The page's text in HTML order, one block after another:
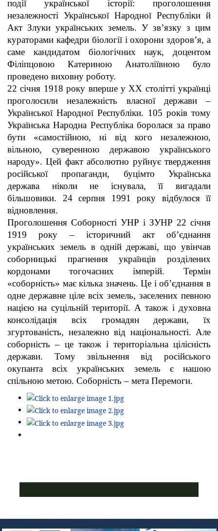
події української історії: проголошення
незалежності Української Народної Республіки й
Акт Злуки українських земель. У зв’язку з цим
кураторами кафедри біології і охорони здоров’я, а
саме кандидатом біологічних наук, доцентом
Філіпцовою Катериною Анатоліївною було
проведено виховну роботу.
22 січня 1918 року вперше у XX столітті українці
проголосили незалежність власної держави –
Української Народної Республіки. 105 років тому
Українська Народна Республіка боролася за право
бути «самостійною, ні від кого незалежною,
вільною, суверенною державою українського
народу». Цей факт абсолютно руйнує твердження
російської пропаганди, буцімто Українська
держава ніколи не існувала, її вигадали
більшовики. 24 серпня 1991 року відбулося її
відновлення.
Проголошення Соборності УНР і ЗУНР 22 січня
1919 року – історичний акт об’єднання
українських земель в одній державі, що увінчав
соборницькі прагнення українців розділених
кордонами тогочасних імперій. Термін
«соборність» має кілька значень. Це і об’єднання в
одне державне ціле всіх земель, заселених певною
нацією на суцільній території. А також і духовна
консолідація всіх громадян держави, їх
згуртованість, незалежно від національності. Але
соборність – це також і територіальна цілісність
держави. Тому звільнення від російського
окупанта всіх українських земель є нашою
спільною метою. Соборність – мета Перемоги.